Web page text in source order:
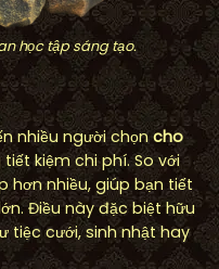
học tập sáng tạo.
nhiều người chọncho
kiệm chi phí. So với
nhiều, giúp bạn tiết
Điều này đặc biệt hữu
tiệc cưới, sinh nhật hay